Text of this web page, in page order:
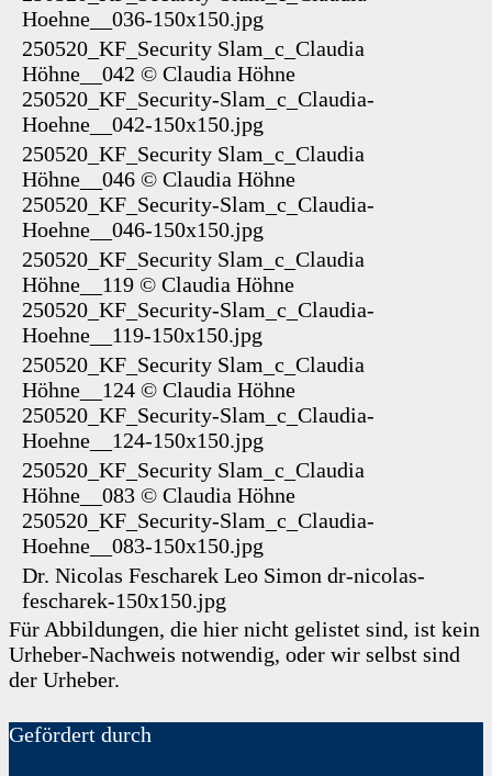
Hoehne__036-150x150.jpg
250520_KF_Security Slam_c_Claudia
Höhne__042 © Claudia Höhne
250520_KF_Security-Slam_c_Claudia-
Hoehne__042-150x150.jpg
250520_KF_Security Slam_c_Claudia
Höhne__046 © Claudia Höhne
250520_KF_Security-Slam_c_Claudia-
Hoehne__046-150x150.jpg
250520_KF_Security Slam_c_Claudia
Höhne__119 © Claudia Höhne
250520_KF_Security-Slam_c_Claudia-
Hoehne__119-150x150.jpg
250520_KF_Security Slam_c_Claudia
Höhne__124 © Claudia Höhne
250520_KF_Security-Slam_c_Claudia-
Hoehne__124-150x150.jpg
250520_KF_Security Slam_c_Claudia
Höhne__083 © Claudia Höhne
250520_KF_Security-Slam_c_Claudia-
Hoehne__083-150x150.jpg
Dr. Nicolas Fescharek Leo Simon dr-nicolas-
fescharek-150x150.jpg
Für Abbildungen, die hier nicht gelistet sind, ist kein
Urheber-Nachweis notwendig, oder wir selbst sind
der Urheber.
Gefördert durch